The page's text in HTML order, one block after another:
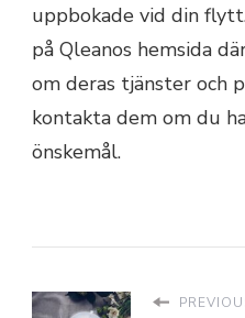
uppbokade vid din
på Qleanos hemsida
om deras tjänster och
kontakta dem om du
önskemål.